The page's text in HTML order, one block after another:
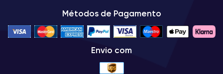
Métodos de Pagamento
Envio com